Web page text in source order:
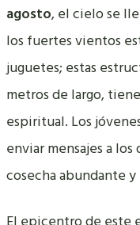
agosto, el cielo se
los fuertes vientos
juguetes; estas
metros de largo,
espiritual. Los
enviar mensajes a
cosecha abundante